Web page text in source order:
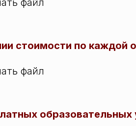
файл
стоимости по каждой
файл
образовательных